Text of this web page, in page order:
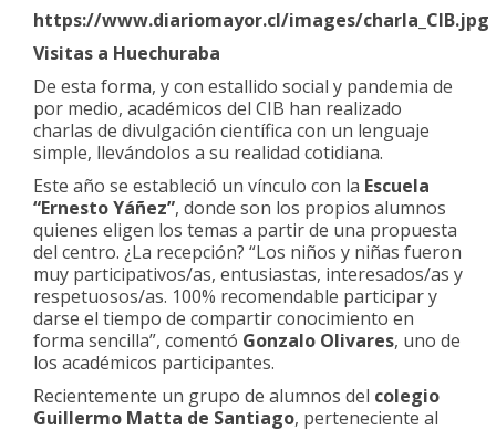
https://www.diariomayor.cl/images/charla_CIB.jpg
Visitas a Huechuraba
De esta forma, y con estallido social y pandemia de
por medio, académicos del CIB han realizado
charlas de divulgación científica con un lenguaje
simple, llevándolos a su realidad cotidiana.
Este año se estableció un vínculo con la Escuela
“Ernesto Yáñez”, donde son los propios alumnos
quienes eligen los temas a partir de una propuesta
del centro. ¿La recepción? “Los niños y niñas fueron
muy participativos/as, entusiastas, interesados/as y
respetuosos/as. 100% recomendable participar y
darse el tiempo de compartir conocimiento en
forma sencilla”, comentó Gonzalo Olivares, uno de
los académicos participantes.
Recientemente un grupo de alumnos del colegio
Guillermo Matta de Santiago, perteneciente al